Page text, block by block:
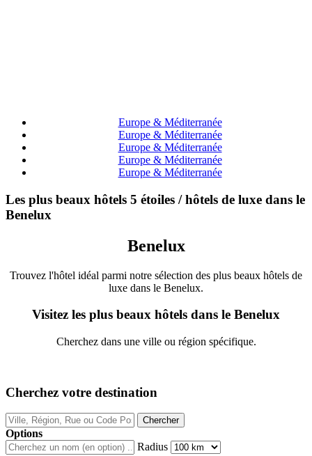
Europe & Méditerranée
Europe & Méditerranée
Europe & Méditerranée
Europe & Méditerranée
Europe & Méditerranée
Les plus beaux hôtels 5 étoiles / hôtels de luxe dans le
Benelux
Benelux
Trouvez l'hôtel idéal parmi notre sélection des plus beaux hôtels de
luxe dans le Benelux.
Visitez les plus beaux hôtels dans le Benelux
Cherchez dans une ville ou région spécifique.
Cherchez votre destination
Options
Radius